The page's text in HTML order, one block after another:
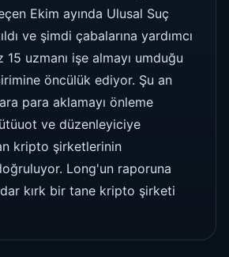
Ekim ayında Ulusal Suç
ve şimdi çabalarına yardımcı
15 uzmanı işe almayı umduğu
öncülük ediyor. Şu an
para aklamayı önleme
ve düzenleyiciye
kripto şirketlerinin
Long'un raporuna
kırk bir tane kripto şirketi